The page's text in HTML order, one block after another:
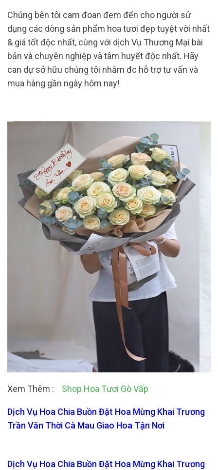
Chúng bên tôi cam đoan đem đến cho người sử
dụng các dòng sản phẩm hoa tươi đẹp tuyệt vời nhất
& giá tốt độc nhất, cùng với dịch Vụ Thương Mại bài
bản và chuyên nghiệp và tâm huyết độc nhất. Hãy
can dự sở hữu chúng tôi nhằm đc hỗ trợ tư vấn và
mua hàng gần ngày hôm nay!
Xem Thêm : Shop Hoa Tươi Gò Vấp
Dịch Vụ Hoa Chia Buồn Đặt Hoa Mừng Khai Trương
Trần Văn Thời Cà Mau Giao Hoa Tận Nơi
Dịch Vụ Hoa Chia Buồn Đặt Hoa Mừng Khai Trương